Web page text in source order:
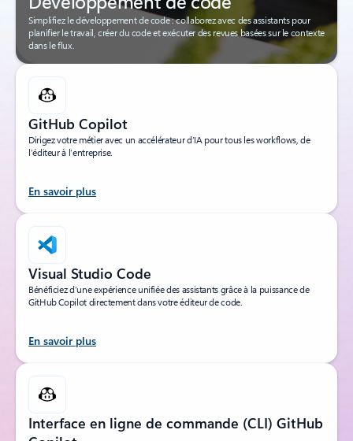
Simplifiez le développement de code : collaborez avec des assistants pour
planifier le travail, créer du code et exécuter des revues basées sur le contexte
dans le flux.
GitHub Copilot
Dirigez votre métier avec un accélérateur d’IA pour tous les workflows, de
l’éditeur à l’entreprise.
En savoir plus
Visual Studio Code
Bénéficiez d’une expérience unifiée des assistants grâce à la puissance de
GitHub Copilot directement dans votre éditeur de code.
En savoir plus
Interface en ligne de commande (CLI) GitHub